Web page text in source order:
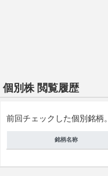
個別株 閲覧履歴
前回チェックした個別銘柄。
銘柄名称